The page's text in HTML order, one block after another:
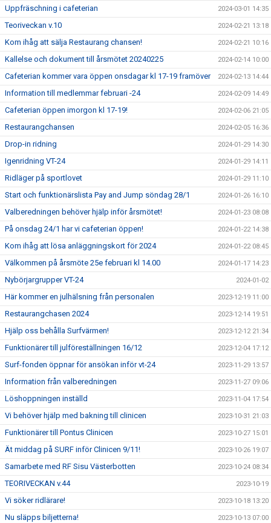
Uppfräschning i cafeterian 2024-03-01 14:35
Teoriveckan v.10 2024-02-21 13:18
Kom ihåg att sälja Restaurang chansen! 2024-02-21 10:16
Kallelse och dokument till årsmötet 20240225 2024-02-14 10:00
Cafeterian kommer vara öppen onsdagar kl 17-19 framöver 2024-02-13 14:44
Information till medlemmar februari -24 2024-02-09 14:49
Cafeterian öppen imorgon kl 17-19! 2024-02-06 21:05
Restaurangchansen 2024-02-05 16:36
Drop-in ridning 2024-01-29 14:30
Igenridning VT-24 2024-01-29 14:11
Ridläger på sportlovet 2024-01-29 11:10
Start och funktionärslista Pay and Jump söndag 28/1 2024-01-26 16:10
Valberedningen behöver hjälp inför årsmötet! 2024-01-23 08:08
På onsdag 24/1 har vi cafeterian öppen! 2024-01-22 14:38
Kom ihåg att lösa anläggningskort för 2024 2024-01-22 08:45
Välkommen på årsmöte 25e februari kl 14.00 2024-01-17 14:23
Nybörjargrupper VT-24 2024-01-02
Här kommer en julhälsning från personalen 2023-12-19 11:00
Restaurangchasen 2024 2023-12-14 19:51
Hjälp oss behålla Surfvärmen! 2023-12-12 21:34
Funktionärer till julföreställningen 16/12 2023-12-04 17:12
Surf-fonden öppnar för ansökan inför vt-24 2023-11-29 13:57
Information från valberedningen 2023-11-27 09:06
Löshoppningen inställd 2023-11-04 17:54
Vi behöver hjälp med bakning till clinicen 2023-10-31 21:03
Funktionärer till Pontus Clinicen 2023-10-27 15:01
Ät middag på SURF inför Clinicen 9/11! 2023-10-26 19:07
Samarbete med RF Sisu Västerbotten 2023-10-24 08:34
TEORIVECKAN v.44 2023-10-19
Vi söker ridlärare! 2023-10-18 13:20
Nu släpps biljetterna! 2023-10-13 07:00